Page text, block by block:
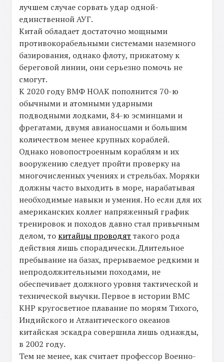
лучшем случае сорвать удар одной-
единственной АУГ.
Китай обладает достаточно мощными
противокорабельными системами наземного
базирования, однако флоту, прижатому к
береговой линии, они серьезно помочь не
смогут.
К 2020 году ВМФ НОАК пополнится 70-ю
обычными и атомными ударными
подводными лодками, 84-ю эсминцами и
фрегатами, двумя авианосцами и большим
количеством менее крупных кораблей.
Однако новопостроенным кораблям и их
вооружению следует пройти проверку на
многочисленных учениях и стрельбах. Моряки
должны часто выходить в море, нарабатывая
необходимые навыки и умения. Но если для их
американских коллег напряженный график
тренировок и походов давно стал привычным
делом, то китайцы проводят такого рода
действия лишь спорадически. Длительное
пребывание на базах, прерываемое редкими и
непродолжительными походами, не
обеспечивает должного уровня тактической и
технической выучки. Первое в истории ВМС
КНР кругосветное плавание по морям Тихого,
Индийского и Атлантического океанов
китайская эскадра совершила лишь однажды,
в 2002 году.
Тем не менее, как считает профессор Военно-